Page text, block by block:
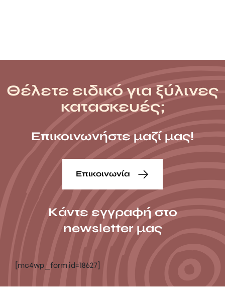
Θέλετε ειδικό για ξύλινες
κατασκευές;
Επικοινωνήστε μαζί μας!
Επικοινωνία
Κάντε εγγραφή στο
newsletter μας
[mc4wp_form id=18627]